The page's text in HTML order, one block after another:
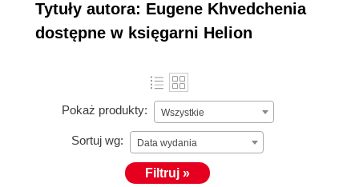
Tytuły autora: Eugene Khvedchenia
dostępne w księgarni Helion
Pokaż produkty: Wszystkie
Sortuj wg: Data wydania
Filtruj »